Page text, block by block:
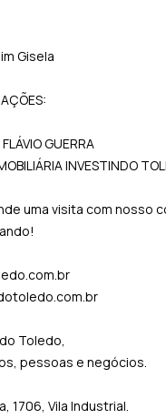
Gisela
GUERRA
INVESTINDO
uma visita com nosso
Toledo,
pessoas e negócios.
1706, Vila Industrial.